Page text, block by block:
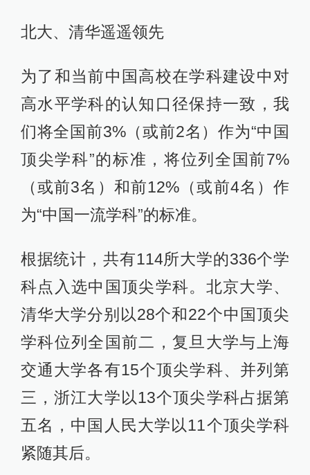
北大、清华遥遥领先
为了和当前中国高校在学科建设中对
高水平学科的认知口径保持一致，我
们将全国前3%（或前2名）作为“中国
顶尖学科”的标准，将位列全国前7%
（或前3名）和前12%（或前4名）作
为“中国一流学科”的标准。
根据统计，共有114所大学的336个学
科点入选中国顶尖学科。北京大学、
清华大学分别以28个和22个中国顶尖
学科位列全国前二，复旦大学与上海
交通大学各有15个顶尖学科、并列第
三，浙江大学以13个顶尖学科占据第
五名，中国人民大学以11个顶尖学科
紧随其后。